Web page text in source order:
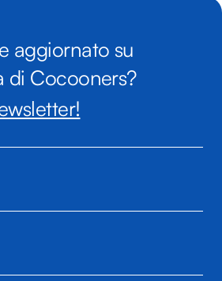
aggiornato su
di Cocooners?